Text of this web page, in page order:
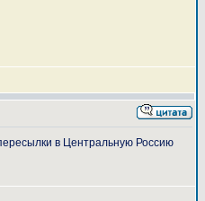
в Центральную Россию